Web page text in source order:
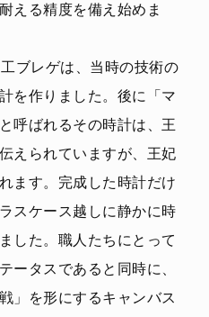
える精度を備え始めま
ブレゲは、当時の技術の
を作りました。後に「マ
呼ばれるその時計は、王
えられていますが、王妃
ます。完成した時計だけ
スケース越しに静かに時
した。職人たちにとって
ータスであると同時に、
」を形にするキャンバス